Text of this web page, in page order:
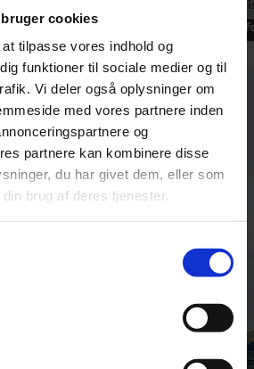
cookies
tilpasse vores indhold og
funktioner til sociale medier og til
Vi deler også oplysninger om
med vores partnere inden
og
partnere kan kombinere disse
du har givet dem, eller som
brug af deres tjenester.